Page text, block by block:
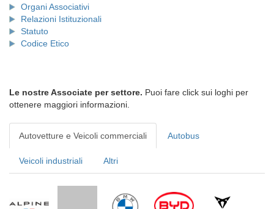
Organi Associativi
Relazioni Istituzionali
Statuto
Codice Etico
Le nostre Associate per settore. Puoi fare click sui loghi per
ottenere maggiori informazioni.
Autovetture e Veicoli commerciali Autobus
Veicoli industriali Altri